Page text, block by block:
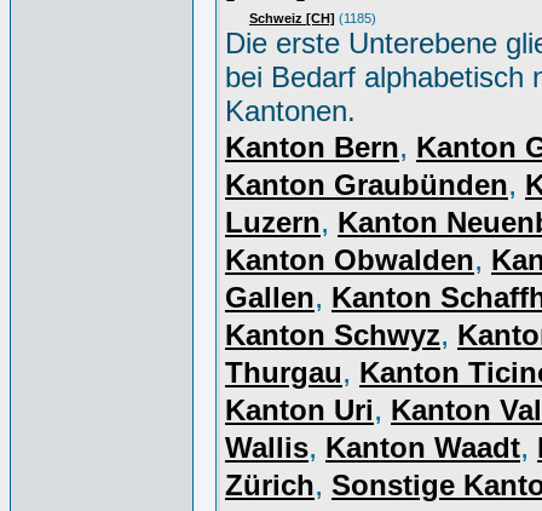
Schweiz [CH] (1185)
Die erste Unterebene
bei Bedarf alphabetisch
Kantonen.
Kanton Bern, Kanton
Kanton Graubünden,
Luzern, Kanton
Kanton Obwalden,
Gallen, Kanton
Kanton Schwyz,
Thurgau, Kanton
Kanton Uri, Kanton
Wallis, Kanton Waadt,
Zürich, Sonstige